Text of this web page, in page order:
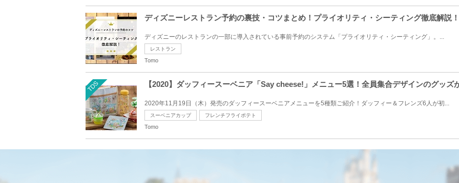
ディズニーレストラン予約の裏技・コツまとめ！プライオリティ・シーティング徹底解説
ディズニーのレストランの一部に導入されている事前予約のシステム「プライオリティ・シーティング」。...
レストラン
Tomo
TDS 【2020】ダッフィースーベニア「Say cheese!」メニュー5選！全員集合デザインのグッズ
2020年11月19日（木）発売のダッフィースーベニアメニューを5種類ご紹介！ダッフィー＆フレンズ6人が初...
スーベニアカップ フレンチフライポテト
Tomo